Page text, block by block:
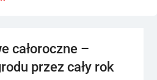
całoroczne –
przez cały rok